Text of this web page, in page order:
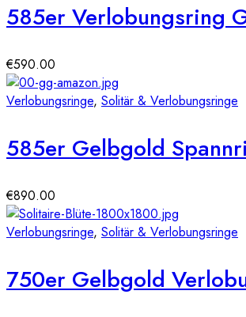
€590.00
Verlobungsringe, Solitär & Verlobungsringe
€890.00
Verlobungsringe, Solitär & Verlobungsringe